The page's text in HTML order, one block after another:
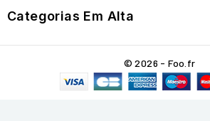
Categorias Em Alta
© 2026 - Foo.fr